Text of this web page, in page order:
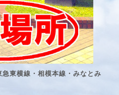
東横線・相模本線・みなとみ